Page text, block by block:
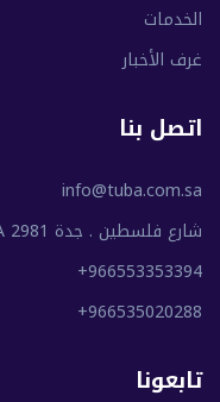
الخدمات
غرف الأخبار
اتصل بنا
info@tuba.com.sa
شارع فلسطين . جدة 2981 Jed 23223 KSA
+966553353394
+966535020288
تابعونا